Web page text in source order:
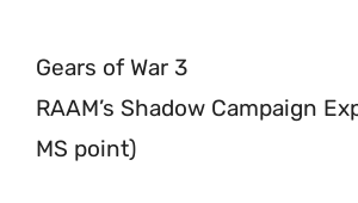
Gears of War 3
RAAM’s Shadow Campaign
MS point)